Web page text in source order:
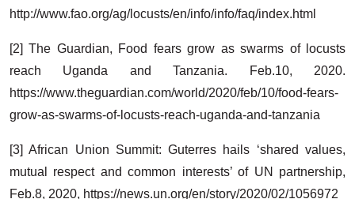
http://www.fao.org/ag/locusts/en/info/info/faq/index.html
[2] The Guardian, Food fears grow as swarms of locusts
reach Uganda and Tanzania. Feb.10, 2020.
https://www.theguardian.com/world/2020/feb/10/food-fears-
grow-as-swarms-of-locusts-reach-uganda-and-tanzania
[3] African Union Summit: Guterres hails ‘shared values,
mutual respect and common interests’ of UN partnership,
Feb.8, 2020, https://news.un.org/en/story/2020/02/1056972